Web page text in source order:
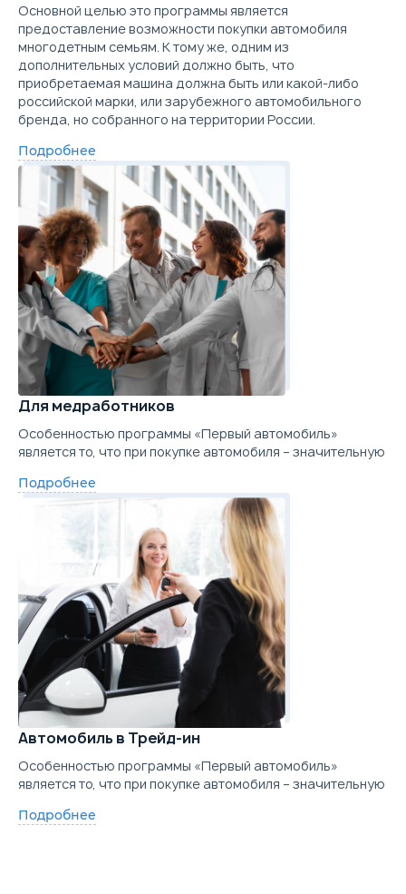
Основной целью это программы является
предоставление возможности покупки автомобиля
многодетным семьям. К тому же, одним из
дополнительных условий должно быть, что
приобретаемая машина должна быть или какой-либо
российской марки, или зарубежного автомобильного
бренда, но собранного на территории России.
Подробнее
Для медработников
Особенностью программы «Первый автомобиль»
является то, что при покупке автомобиля – значительную
Подробнее
Автомобиль в Трейд-ин
Особенностью программы «Первый автомобиль»
является то, что при покупке автомобиля – значительную
Подробнее